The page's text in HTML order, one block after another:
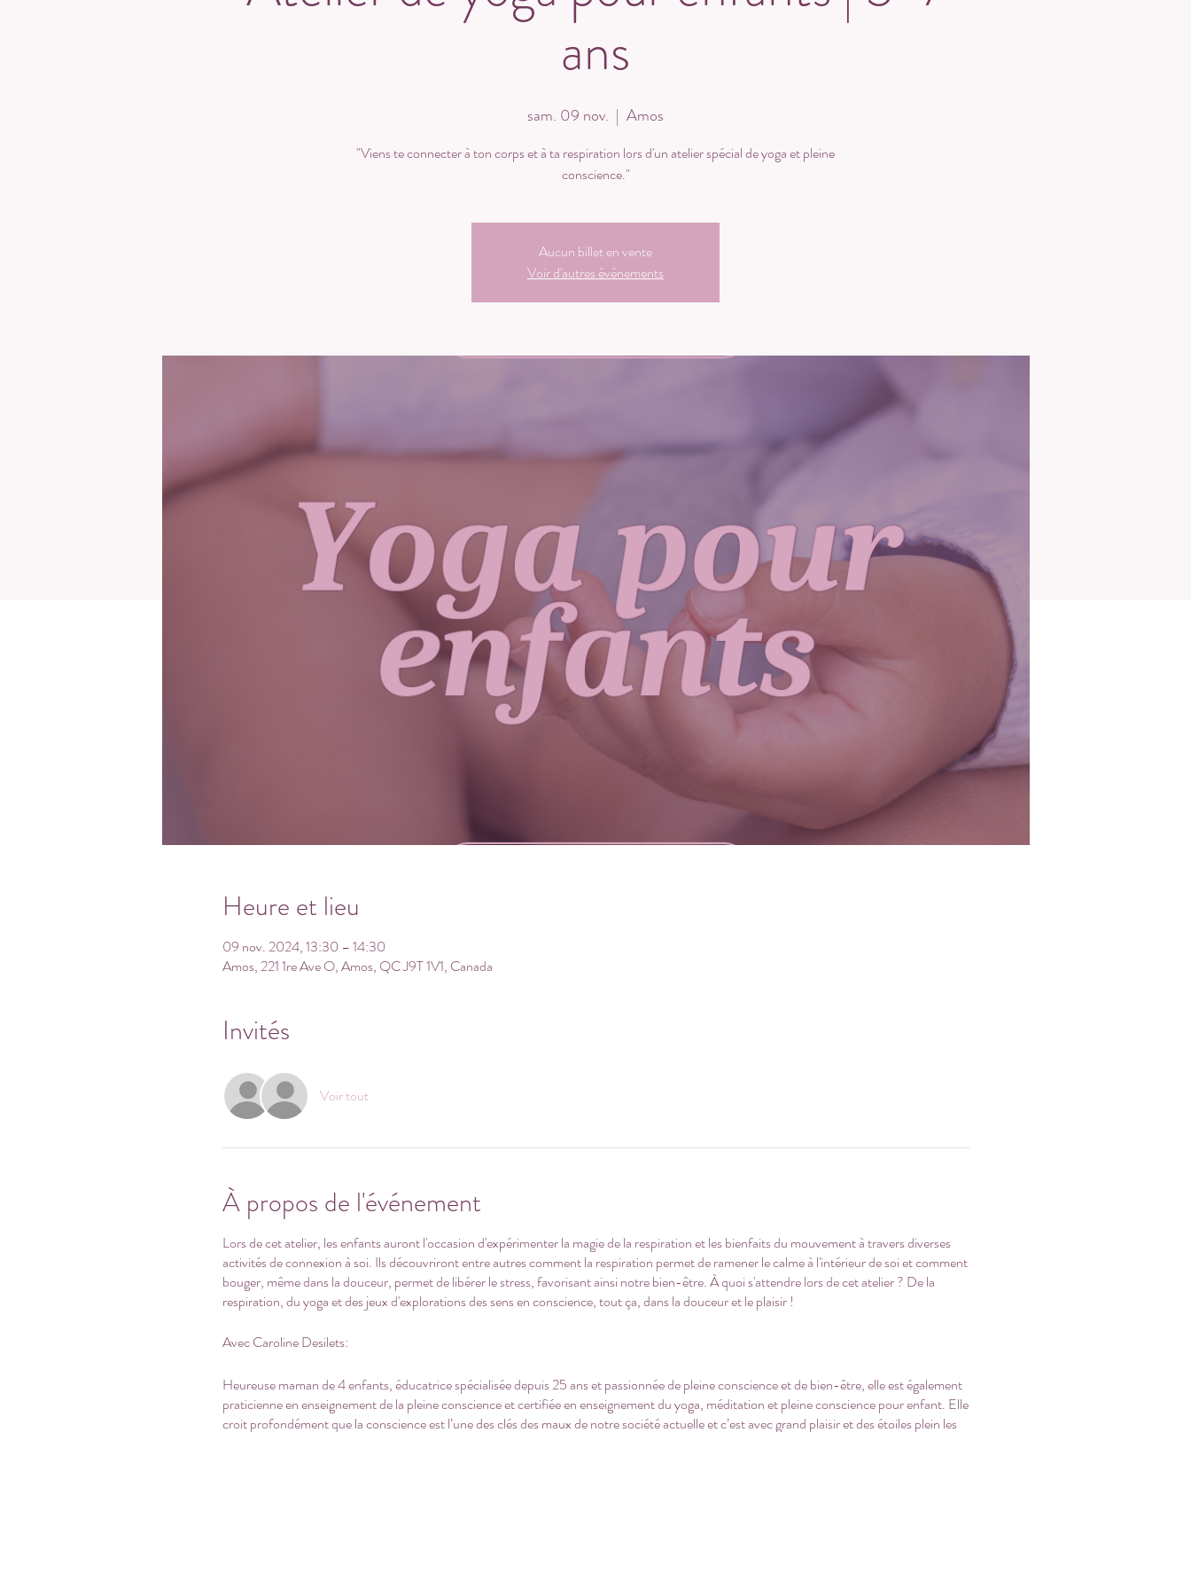
ans
sam. 09 nov.
  |
Amos
"Viens te connecter à ton corps et à ta respiration lors d'un atelier spécial de yoga et pleine
conscience."
Aucun billet en vente
Voir d'autres événements
Heure et lieu
09 nov. 2024, 13:30 – 14:30
Amos, 221 1re Ave O, Amos, QC J9T 1V1, Canada
Invités
Voir tout
À propos de l'événement
Lors de cet atelier, les enfants auront l'occasion d'expérimenter la magie de la respiration et les bienfaits du mouvement à travers diverses
activités de connexion à soi. Ils découvriront entre autres comment la respiration permet de ramener le calme à l'intérieur de soi et comment
bouger, même dans la douceur, permet de libérer le stress, favorisant ainsi notre bien-être. À quoi s'attendre lors de cet atelier ? De la
respiration, du yoga et des jeux d'explorations des sens en conscience, tout ça, dans la douceur et le plaisir !
Avec Caroline Desilets:
Heureuse maman de 4 enfants, éducatrice spécialisée depuis 25 ans et passionnée de pleine conscience et de bien-être, elle est également
praticienne en enseignement de la pleine conscience et certifiée en enseignement du yoga, méditation et pleine conscience pour enfant. Elle
croit profondément que la conscience est l’une des clés des maux de notre société actuelle et c’est avec grand plaisir et des étoiles plein les